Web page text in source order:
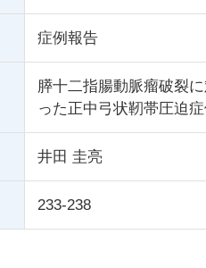
症例報告
膵十二指腸動脈瘤破裂
った正中弓状靭帯圧迫
井田 圭亮
233-238